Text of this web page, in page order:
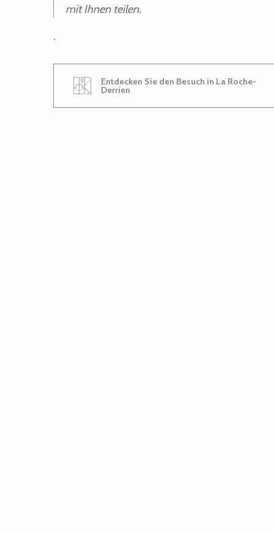
mit Ihnen teilen.
.
Entdecken Sie den Besuch in La Roche-
Derrien